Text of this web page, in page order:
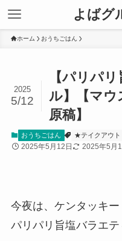
よばグ
ホーム おうちごはん
【パリパ
ル】【マウ
原稿】
2025
5/12
おうちごはん ★テイクアウト
2025年5月12日 2025年5月
今夜は、ケンタッキー
パリパリ旨塩バラエ